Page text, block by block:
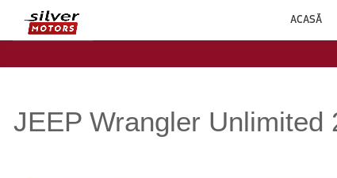
ACASĂ
JEEP Wrangler Unlimited